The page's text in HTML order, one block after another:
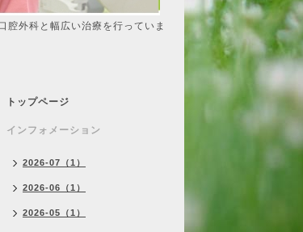
腔外科と幅広い治療を行っていま
トップページ
インフォメーション
2026-07（1）
2026-06（1）
2026-05（1）